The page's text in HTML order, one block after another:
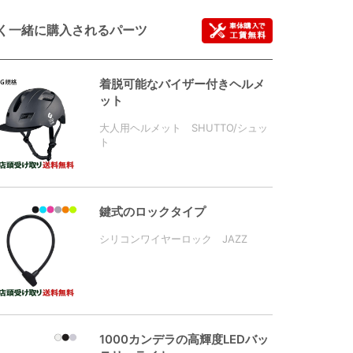
一緒に購入されるパーツ
着脱可能なバイザー付きヘルメ
ット
大人用ヘルメット SHUTTO/シュッ
ト
鍵式のロックタイプ
シリコンワイヤーロック JAZZ
1000カンデラの高輝度LEDバッ